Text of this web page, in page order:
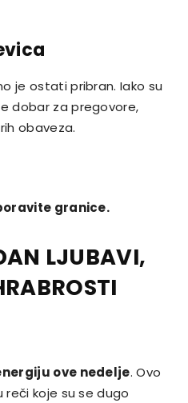
je ostati pribran. Iako su
dobar za pregovore,
obaveza.
granice.
LJUBAVI,
ove nedelje. Ovo
koje su se dugo